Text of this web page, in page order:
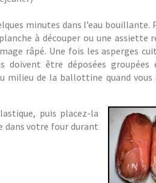
minutes dans l’eau bouillante.
à découper ou une assiette
râpé. Une fois les asperges
doivent être déposées
milieu de la ballottine quand
puis placez-la
dans votre four durant